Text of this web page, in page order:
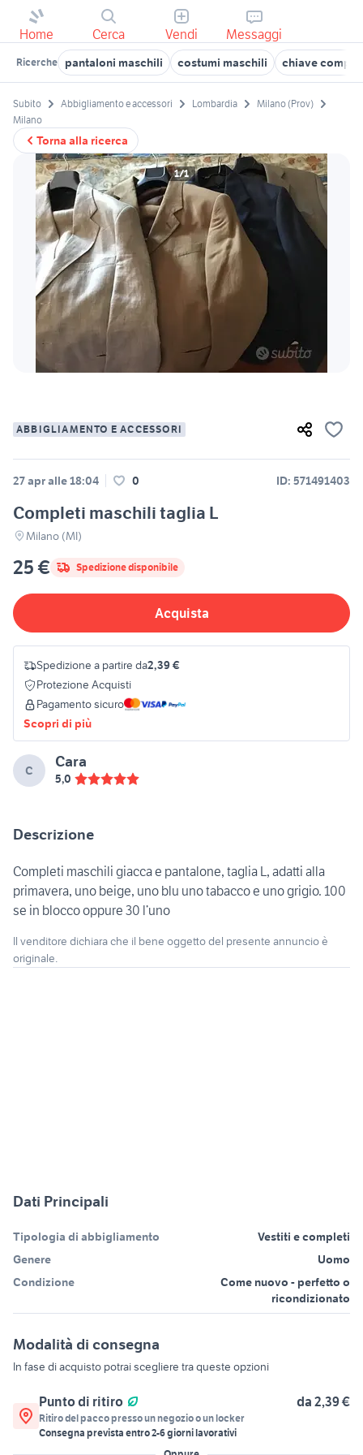
Home Cerca Vendi Messaggi
Ricerche pantaloni maschili costumi maschili chiave
Torna alla ricerca
Subito Abbigliamento e accessori Lombardia
Milano (Prov)
Milano
1/1
ABBIGLIAMENTO E ACCESSORI
27 apr alle 18:04 0 ID: 571491403
Completi maschili taglia L
Milano (MI)
25 € Spedizione disponibile
Acquista
Spedizione a partire da2,39 €
Protezione Acquisti
Pagamento sicuro
Scopri di più
C Cara
5,0
Descrizione
Completi maschili giacca e pantalone, taglia L, adatti alla
primavera, uno beige, uno blu uno tabacco e uno grigio. 100
se in blocco oppure 30 l’uno
Il venditore dichiara che il bene oggetto del presente annuncio è
originale.
Dati Principali
Tipologia di abbigliamento
Vestiti e completi
Genere
Uomo
Condizione
Come nuovo - perfetto o
ricondizionato
Modalità di consegna
In fase di acquisto potrai scegliere tra queste opzioni
Punto di ritiro da 2,39 €
Ritiro del pacco presso un negozio o un locker
Consegna prevista entro2-6giorni lavorativi